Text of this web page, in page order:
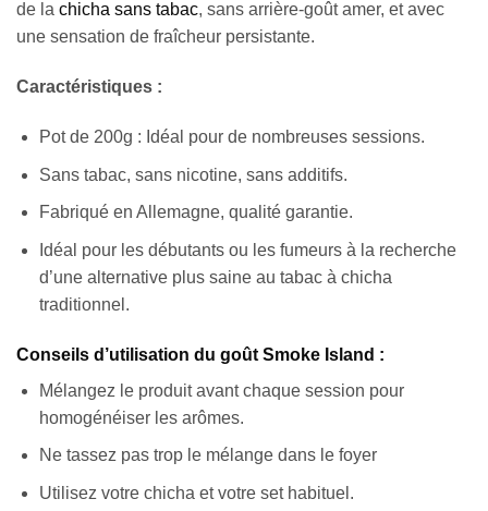
de la chicha sans tabac, sans arrière-goût amer, et avec
une sensation de fraîcheur persistante.
Caractéristiques :
Pot de 200g : Idéal pour de nombreuses sessions.
Sans tabac, sans nicotine, sans additifs.
Fabriqué en Allemagne, qualité garantie.
Idéal pour les débutants ou les fumeurs à la recherche
d’une alternative plus saine au tabac à chicha
traditionnel.
Conseils d’utilisation du goût Smoke Island :
Mélangez le produit avant chaque session pour
homogénéiser les arômes.
Ne tassez pas trop le mélange dans le foyer
Utilisez votre chicha et votre set habituel.